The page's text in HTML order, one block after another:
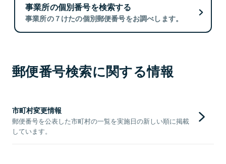
事業所の個別番号を検索する
事業所の７けたの個別郵便番号をお調べします。
郵便番号検索に関する情報
市町村変更情報
郵便番号を公表した市町村の一覧を実施日の新しい順に掲載
しています。